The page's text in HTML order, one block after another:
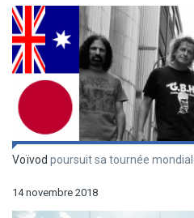
Voïvod poursuit sa tournée
14 novembre 2018